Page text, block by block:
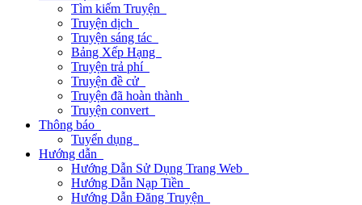
Tìm kiếm Truyện
Truyện dịch
Truyện sáng tác
Bảng Xếp Hạng
Truyện trả phí
Truyện đề cử
Truyện đã hoàn thành
Truyện convert
Thông báo
Tuyển dụng
Hướng dẫn
Hướng Dẫn Sử Dụng Trang Web
Hướng Dẫn Nạp Tiền
Hướng Dẫn Đăng Truyện